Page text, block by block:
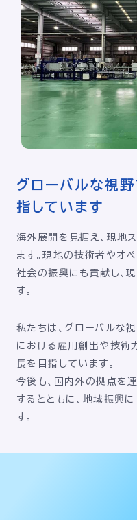
グローバルな視
指しています
海外展開を見据え、現地
ます。現地の技術者やオ
社会の振興にも貢献し、
す。
私たちは、グローバルな
における雇用創出や技術
長を目指しています。
今後も、国内外の拠点を
するとともに、地域振興
す。